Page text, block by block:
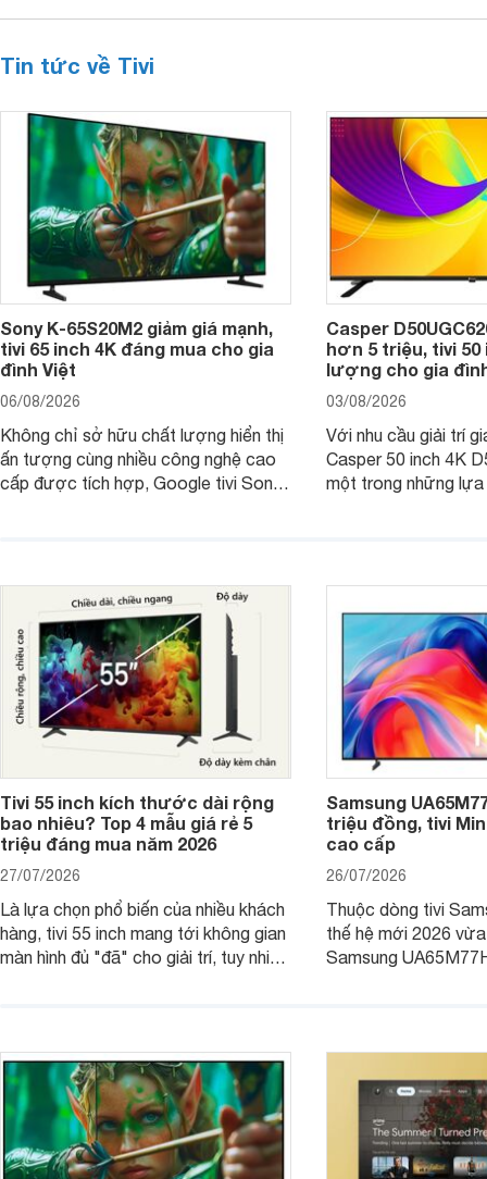
Tin tức về Tivi
Sony K-65S20M2 giảm giá mạnh,
tivi 65 inch 4K đáng mua cho gia
đình Việt
06/08/2026
Không chỉ sở hữu chất lượng hiển thị
ấn tượng cùng nhiều công nghệ cao
cấp được tích hợp, Google tivi Sony
Casper
hơn 5 triệu, tivi 50
lượng cho gia
03/08/2026
Với nhu cầu giải trí
Casper 50 inch 4K
một trong những lựa
Tivi 55 inch kích thước dài rộng
bao nhiêu? Top 4 mẫu giá rẻ 5
triệu đáng mua năm 2026
27/07/2026
Là lựa chọn phổ biến của nhiều khách
hàng, tivi 55 inch mang tới không gian
màn hình đủ "đã" cho giải trí, tuy nhiên
dùng cho phòng bao nhiêu m2?
Samsung
triệu đồng, tivi
cao cấp
26/07/2026
Thuộc dòng tivi
thế hệ mới 2026
Samsung